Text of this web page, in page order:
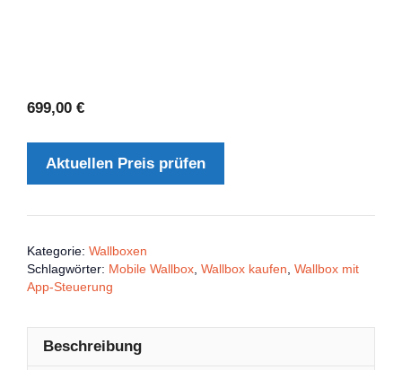
699,00 €
Aktuellen Preis prüfen
Kategorie: Wallboxen
Schlagwörter: Mobile Wallbox Wallbox kaufen Wallbox mit
App-Steuerung
Beschreibung